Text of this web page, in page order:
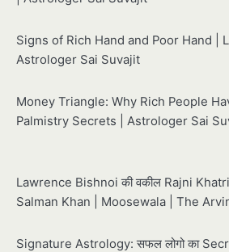
Signs of Rich Hand and Poor Hand |
Astrologer Sai Suvajit
Money Triangle: Why Rich People
Palmistry Secrets | Astrologer Sai
Lawrence Bishnoi की वकील Rajni Khatri
Salman Khan | Moosewala | The
Signature Astrology: सफल लोगो का